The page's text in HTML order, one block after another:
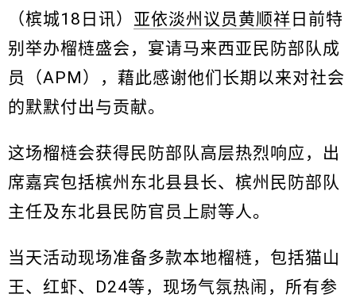
（槟城18日讯） 亚依淡州议员黄顺祥 日前特
别举办榴梿盛会，宴请马来西亚民防部队成
员（APM），藉此感谢他们长期以来对社会
的默默付出与贡献。
这场榴梿会获得民防部队高层热烈响应，出
席嘉宾包括槟州东北县县长、槟州民防部队
主任及东北县民防官员上尉等人。
当天活动现场准备多款本地榴梿，包括猫山
王、红虾、D24等，现场气氛热闹，所有参